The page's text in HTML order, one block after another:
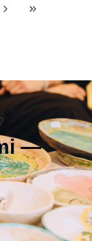
Przejdź do
—